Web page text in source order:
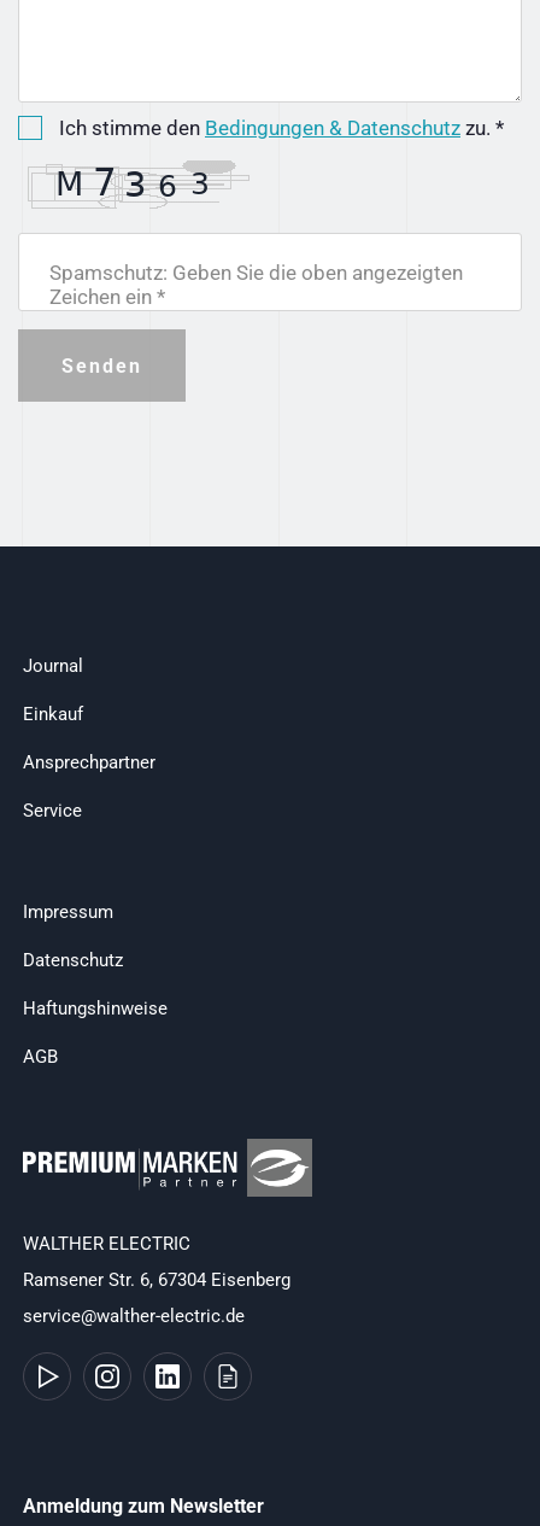
Ich stimme den Bedingungen & Datenschutz zu. *
Spamschutz: Geben Sie die oben angezeigten
Zeichen ein *
Senden
Journal
Einkauf
Ansprechpartner
Service
Impressum
Datenschutz
Haftungshinweise
AGB
WALTHER ELECTRIC
Ramsener Str. 6, 67304 Eisenberg
service@walther-electric.de
Anmeldung zum Newsletter